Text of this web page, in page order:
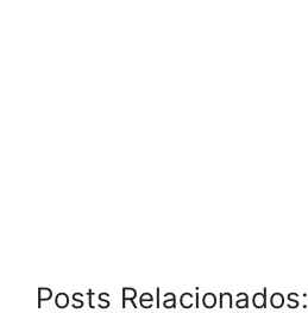
Posts Relacionados: